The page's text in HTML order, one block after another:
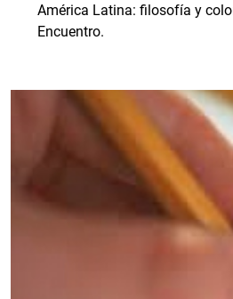
América Latina: filosofía y
Encuentro.